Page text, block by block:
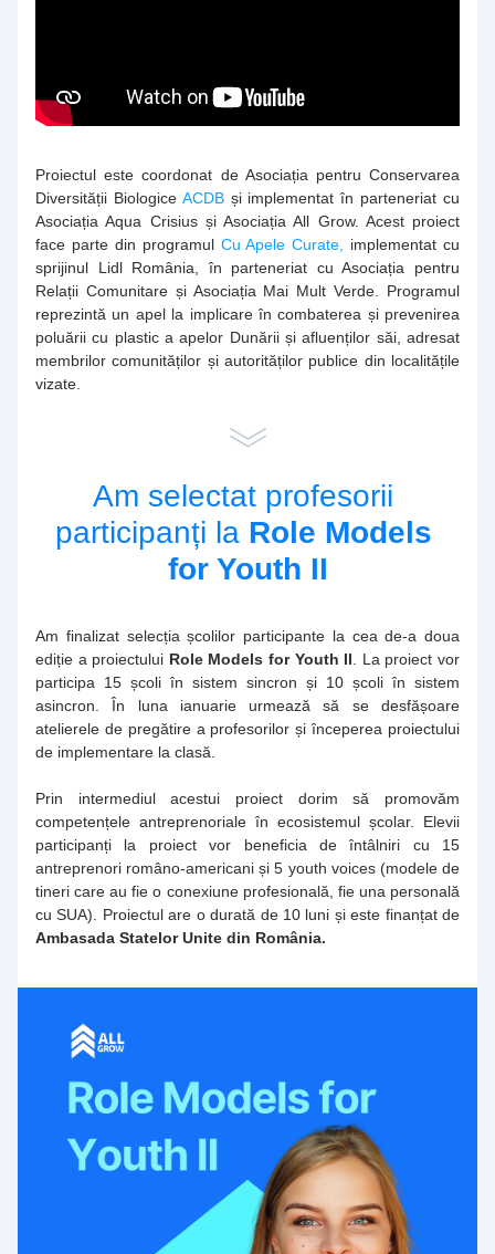
Proiectul este coordonat de Asociația pentru Conservarea
Diversității Biologice ACDB și implementat în parteneriat cu
Asociația Aqua Crisius și Asociația All Grow. Acest proiect
face parte din programul Cu Apele Curate,
implementat cu
sprijinul Lidl România, în parteneriat cu Asociația pentru
Relații Comunitare și Asociația Mai Mult Verde. Programul
reprezintă un apel la implicare în combaterea și prevenirea
poluării cu plastic a apelor Dunării și afluenților săi, adresat
membrilor comunităților și autorităților publice din localitățile
vizate.
Am selectat profesorii
participanți la Role Models
for Youth II
Am finalizat selecția școlilor participante la cea de-a doua
ediție a proiectului Role Models for Youth II . La proiect vor
participa 15 școli în sistem sincron și 10 școli în sistem
asincron. În luna ianuarie urmează să se desfășoare
atelierele de pregătire a profesorilor și începerea proiectului
de implementare la clasă.
Prin intermediul acestui proiect dorim să promovăm
competențele antreprenoriale în ecosistemul școlar. Elevii
participanți la proiect vor beneficia de întâlniri cu 15
antreprenori româno-americani și 5 youth voices (modele de
tineri care au fie o conexiune profesională, fie una personală
Ambasada Statelor Unite din România.